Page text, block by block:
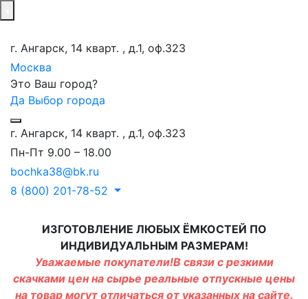
г. Ангарск, 14 кварт. , д.1, оф.323
Москва
Это Ваш город?
Да Выбор города
г. Ангарск, 14 кварт. , д.1, оф.323
Пн-Пт 9.00 – 18.00
bochka38@bk.ru
8 (800) 201-78-52
ИЗГОТОВЛЕНИЕ ЛЮБЫХ ЁМКОСТЕЙ ПО
ИНДИВИДУАЛЬНЫМ РАЗМЕРАМ!
Уважаемые покупатели!В связи с резкими
скачками цен на сырье реальные отпускные цены
на товар могут отличаться от указанных на сайте.